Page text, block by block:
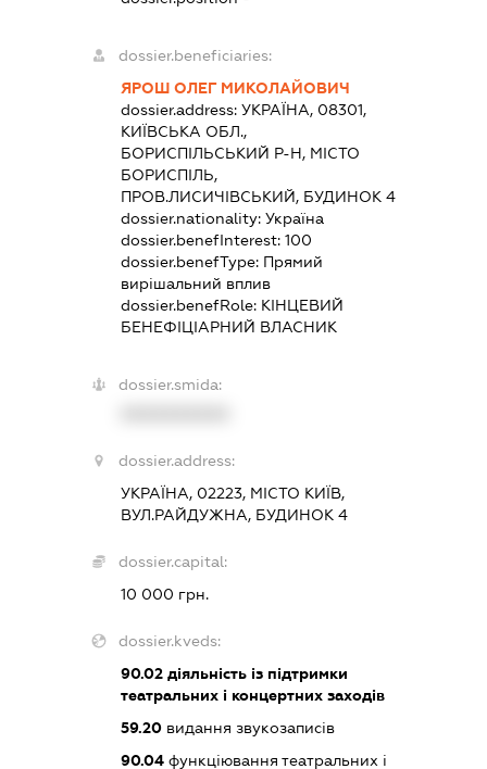
dossier.beneficiaries:
ЯРОШ ОЛЕГ МИКОЛАЙОВИЧ
dossier.address:УКРАЇНА, 08301,
КИЇВСЬКА ОБЛ.,
БОРИСПІЛЬСЬКИЙ Р-Н, МІСТО
БОРИСПІЛЬ,
ПРОВ.ЛИСИЧІВСЬКИЙ, БУДИНОК 4
dossier.nationality:Україна
dossier.benefInterest:100
dossier.benefType: Прямий
вирішальний вплив
dossier.benefRole: КІНЦЕВИЙ
БЕНЕФІЦІАРНИЙ ВЛАСНИК
dossier.smida:
dossier.address:
УКРАЇНА, 02223, МІСТО КИЇВ,
ВУЛ.РАЙДУЖНА, БУДИНОК 4
dossier.capital:
10 000 грн.
dossier.kveds:
90.02 діяльність із підтримки
театральних і концертних заходів
59.20 видання звукозаписів
90.04 функціювання театральних і